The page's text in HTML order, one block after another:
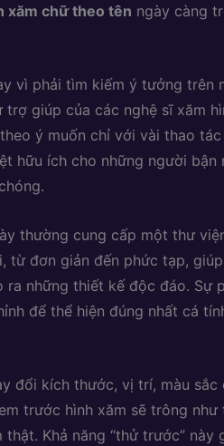
xăm chữ theo tên ngày càng
vì phải tìm kiếm ý tưởng trên
giúp của các nghệ sĩ xăm
ý muốn chỉ với vài thao
hữu ích cho những người bận
thường cung cấp một thư
từ đơn giản đến phức tạp,
những thiết kế độc đáo. Sự
để thể hiện đúng nhất cá
đổi kích thước, vị trí, màu sắc
trước hình xăm sẽ trông như
Khả năng “thử trước” này